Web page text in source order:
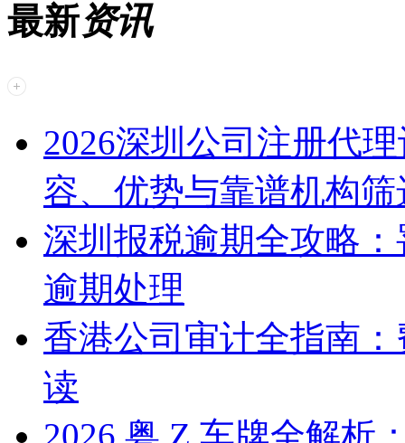
最新资讯
2026深圳公司注册代
容、优势与靠谱机构筛
深圳报税逾期全攻略
逾期处理
香港公司审计全指南
读